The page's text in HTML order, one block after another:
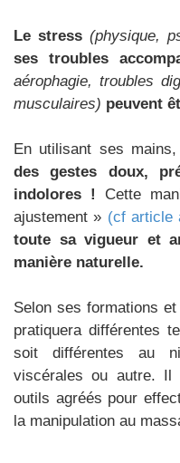
Le stress (physique,
ses troubles
aérophagie, troubles
musculaires) peuvent
En utilisant ses
des gestes doux,
indolores !
Cette
ajustement » (cf article
toute sa vigueur et
manière naturelle.
Selon ses formations
pratiquera différentes
soit différentes au
viscérales ou autre. Il
outils agréés pour
la manipulation au